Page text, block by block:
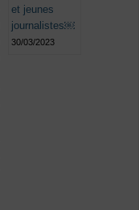
et jeunes
journalistes￼
30/03/2023